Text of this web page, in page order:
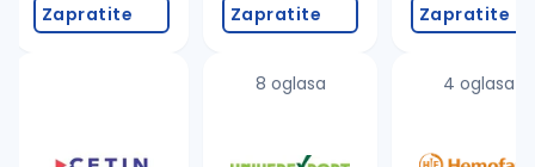
Zapratite Zapratite
8 oglasa
Zapratite
4 oglasa